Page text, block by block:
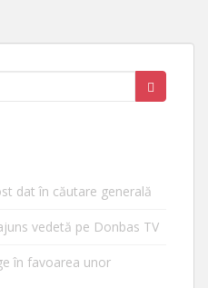
dat în căutare generală
vedetă pe Donbas TV
în favoarea unor